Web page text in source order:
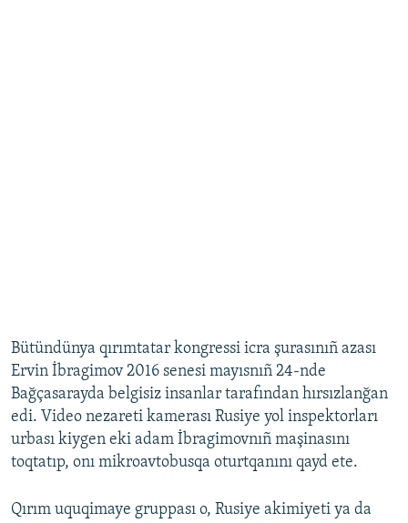
Bütündünya qırımtatar kongressi icra şurasınıñ azası
Ervin İbragimov 2016 senesi mayısnıñ 24-nde
Bağçasarayda belgisiz insanlar tarafından hırsızlanğan
edi. Video nezareti kamerası Rusiye yol inspektorları
urbası kiygen eki adam İbragimovnıñ maşinasını
toqtatıp, onı mikroavtobusqa oturtqanını qayd ete.
Qırım uquqimaye gruppası o, Rusiye akimiyeti ya da